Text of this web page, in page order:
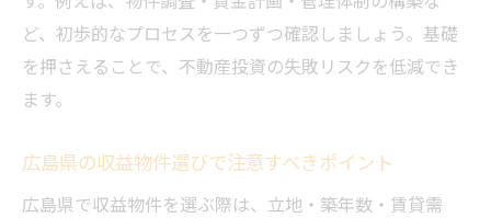
投資回収期間の計算と不動産売買のポイン
ト
覚
不動産売買で回収期間を短縮する具体策
ど、初歩的なプロセスを一つずつ確認しましょう。基礎
を押さえることで、不動産投資の失敗リスクを低減でき
ます。
広島県の収益物件選びで注意すべきポイント
広島県で収益物件を選ぶ際は、立地・築年数・賃貸需